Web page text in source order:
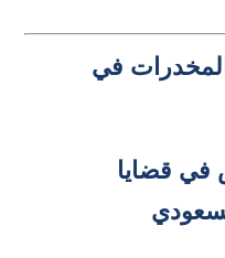
في
في قضايا